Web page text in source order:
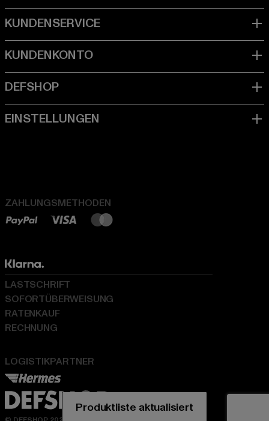
ZAHLUNGSMETHODEN
LOGISTIKPARTNER
LASTSCHRIFT
SOFORTÜBERWEISUNG
RATENKAUF
RECHNUNG